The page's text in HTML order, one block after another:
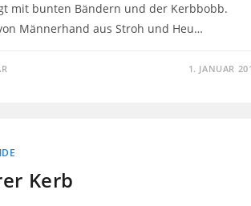
mit bunten Bändern und der Kerbbobb.
Männerhand aus Stroh und Heu…
1. JANUAR
Kerb